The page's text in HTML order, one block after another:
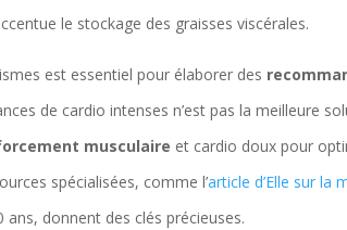
le stockage des graisses viscérales.
est essentiel pour élaborer des
de cardio intenses n’est pas la meilleure
musculaire et cardio doux pour
spécialisées, comme l’article d’Elle sur la
ans, donnent des clés précieuses.